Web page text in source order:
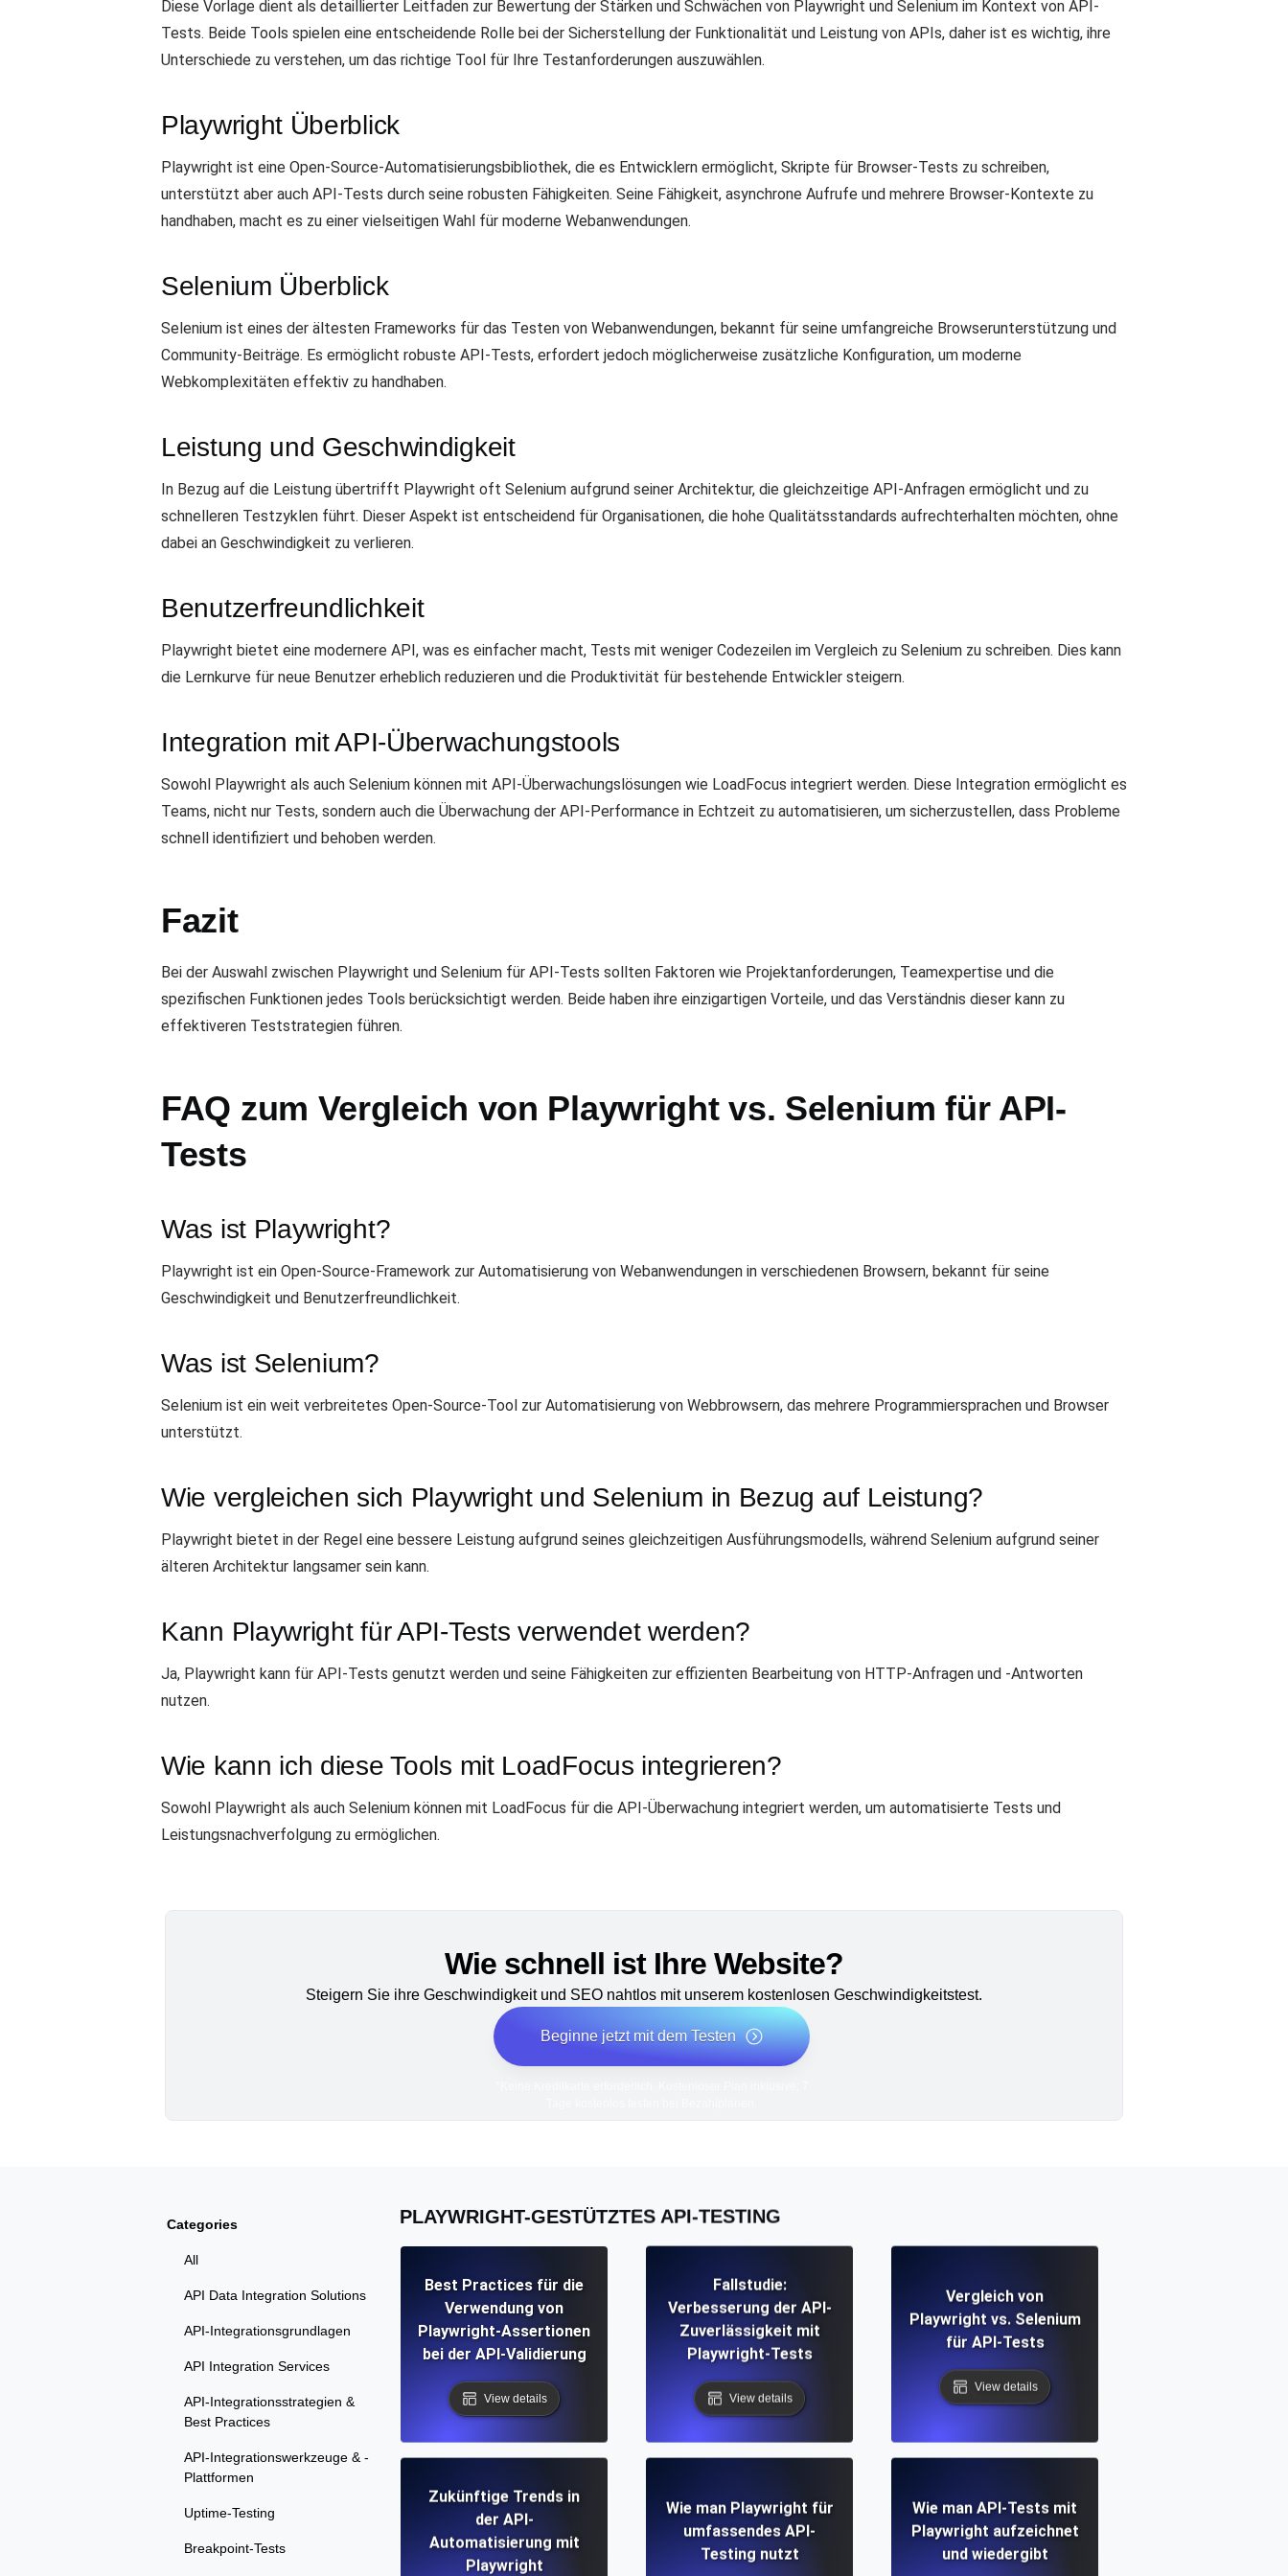
Diese Vorlage dient als detaillierter Leitfaden zur Bewertung der Stärken und Schwächen von Playwright und Selenium im Kontext von API-
Tests. Beide Tools spielen eine entscheidende Rolle bei der Sicherstellung der Funktionalität und Leistung von APIs, daher ist es wichtig, ihre
Unterschiede zu verstehen, um das richtige Tool für Ihre Testanforderungen auszuwählen.
Playwright Überblick
Playwright ist eine Open-Source-Automatisierungsbibliothek, die es Entwicklern ermöglicht, Skripte für Browser-Tests zu schreiben,
unterstützt aber auch API-Tests durch seine robusten Fähigkeiten. Seine Fähigkeit, asynchrone Aufrufe und mehrere Browser-Kontexte zu
handhaben, macht es zu einer vielseitigen Wahl für moderne Webanwendungen.
Selenium Überblick
Selenium ist eines der ältesten Frameworks für das Testen von Webanwendungen, bekannt für seine umfangreiche Browserunterstützung und
Community-Beiträge. Es ermöglicht robuste API-Tests, erfordert jedoch möglicherweise zusätzliche Konfiguration, um moderne
Webkomplexitäten effektiv zu handhaben.
Leistung und Geschwindigkeit
In Bezug auf die Leistung übertrifft Playwright oft Selenium aufgrund seiner Architektur, die gleichzeitige API-Anfragen ermöglicht und zu
schnelleren Testzyklen führt. Dieser Aspekt ist entscheidend für Organisationen, die hohe Qualitätsstandards aufrechterhalten möchten, ohne
dabei an Geschwindigkeit zu verlieren.
Benutzerfreundlichkeit
Playwright bietet eine modernere API, was es einfacher macht, Tests mit weniger Codezeilen im Vergleich zu Selenium zu schreiben. Dies kann
die Lernkurve für neue Benutzer erheblich reduzieren und die Produktivität für bestehende Entwickler steigern.
Integration mit API-Überwachungstools
Sowohl Playwright als auch Selenium können mit API-Überwachungslösungen wie LoadFocus integriert werden. Diese Integration ermöglicht es
Teams, nicht nur Tests, sondern auch die Überwachung der API-Performance in Echtzeit zu automatisieren, um sicherzustellen, dass Probleme
schnell identifiziert und behoben werden.
Fazit
Bei der Auswahl zwischen Playwright und Selenium für API-Tests sollten Faktoren wie Projektanforderungen, Teamexpertise und die
spezifischen Funktionen jedes Tools berücksichtigt werden. Beide haben ihre einzigartigen Vorteile, und das Verständnis dieser kann zu
effektiveren Teststrategien führen.
FAQ zum Vergleich von Playwright vs. Selenium für API-
Tests
Was ist Playwright?
Playwright ist ein Open-Source-Framework zur Automatisierung von Webanwendungen in verschiedenen Browsern, bekannt für seine
Geschwindigkeit und Benutzerfreundlichkeit.
Was ist Selenium?
Selenium ist ein weit verbreitetes Open-Source-Tool zur Automatisierung von Webbrowsern, das mehrere Programmiersprachen und Browser
unterstützt.
Wie vergleichen sich Playwright und Selenium in Bezug auf Leistung?
Playwright bietet in der Regel eine bessere Leistung aufgrund seines gleichzeitigen Ausführungsmodells, während Selenium aufgrund seiner
älteren Architektur langsamer sein kann.
Kann Playwright für API-Tests verwendet werden?
Ja, Playwright kann für API-Tests genutzt werden und seine Fähigkeiten zur effizienten Bearbeitung von HTTP-Anfragen und -Antworten
nutzen.
Wie kann ich diese Tools mit LoadFocus integrieren?
Sowohl Playwright als auch Selenium können mit LoadFocus für die API-Überwachung integriert werden, um automatisierte Tests und
Leistungsnachverfolgung zu ermöglichen.
Wie schnell ist Ihre Website?
Steigern Sie ihre Geschwindigkeit und SEO nahtlos mit unserem kostenlosen Geschwindigkeitstest.
Beginne jetzt mit dem Testen
Categories
All
API Data Integration Solutions
API-Integrationsgrundlagen
API Integration Services
API-Integrationsstrategien &
Best Practices
API-Integrationswerkzeuge & -
Plattformen
Uptime-Testing
Breakpoint-Tests
PLAYWRIGHT-GESTÜTZTES API-TESTING
Best Practices für die
Verwendung von
Playwright-Assertionen
bei der API-Validierung
View details
Fallstudie:
Verbesserung der API-
Zuverlässigkeit mit
Playwright-Tests
View details
Vergleich von
Playwright vs. Selenium
für API-Tests
View details
Zukünftige Trends in
der API-
Automatisierung mit
Playwright
Wie man Playwright für
umfassendes API-
Testing nutzt
Wie man API-Tests mit
Playwright aufzeichnet
und wiedergibt